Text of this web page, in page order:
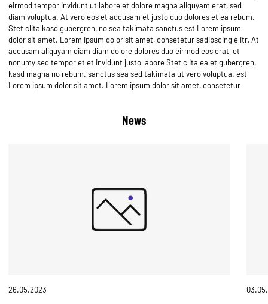
eirmod tempor invidunt ut labore et dolore magna aliquyam erat, sed
diam voluptua. At vero eos et accusam et justo duo dolores et ea rebum.
Stet clita kasd gubergren, no sea takimata sanctus est Lorem ipsum
dolor sit amet. Lorem ipsum dolor sit amet, consetetur sadipscing elitr, At
accusam aliquyam diam diam dolore dolores duo eirmod eos erat, et
nonumy sed tempor et et invidunt justo labore Stet clita ea et gubergren,
kasd magna no rebum. sanctus sea sed takimata ut vero voluptua. est
Lorem ipsum dolor sit amet. Lorem ipsum dolor sit amet, consetetur
News
26.05.2023